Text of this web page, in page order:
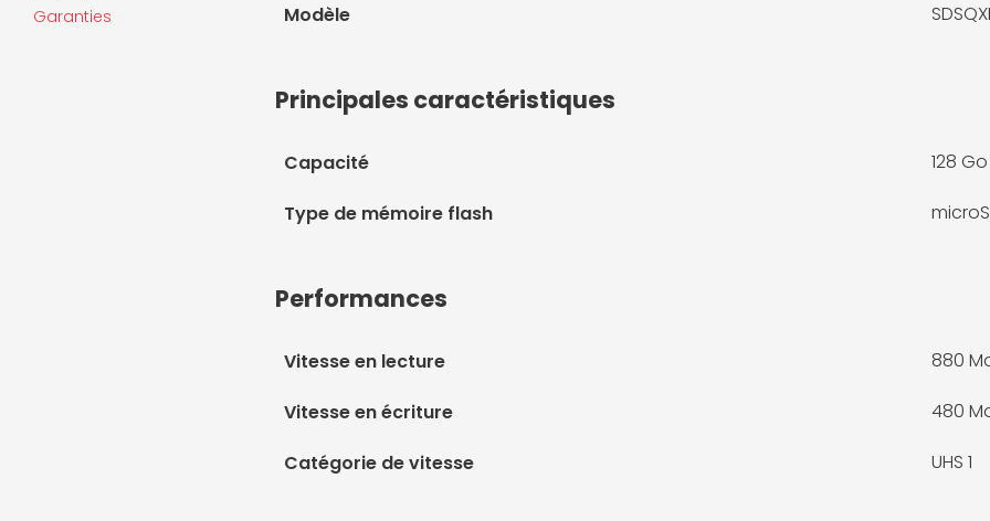
Garanties
Modèle
Principales caractéristiques
Capacité 128 Go
Type de mémoire flash
Performances
Vitesse en lecture 880
Vitesse en écriture 480
Catégorie de vitesse UHS 1